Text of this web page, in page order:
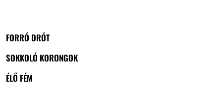
FORRÓ DRÓT
SOKKOLÓ KORONGOK
ÉLŐ FÉM